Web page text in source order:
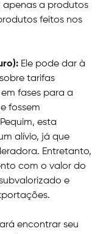
apenas a produtos
feitos nos
Ele pode dar à
tarifas
fases para a
fossem
esta
alívio, já que
Entretanto,
com o valor do
e
encontrar seu